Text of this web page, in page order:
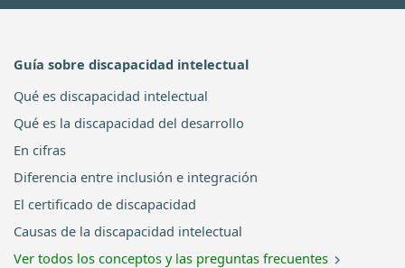
Guía sobre discapacidad intelectual
Qué es discapacidad intelectual
Qué es la discapacidad del desarrollo
En cifras
Diferencia entre inclusión e integración
El certificado de discapacidad
Causas de la discapacidad intelectual
Ver todos los conceptos y las preguntas frecuentes